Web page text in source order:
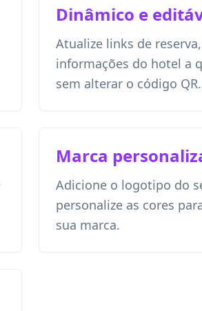
Dinâmico e
Atualize links de
informações do hotel a
sem alterar o código QR.
Marca
Adicione o logotipo do
personalize as cores
sua marca.